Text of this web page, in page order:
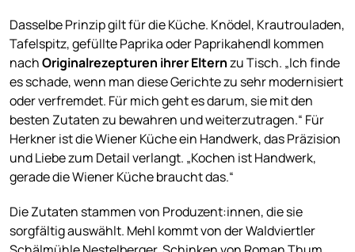
Dasselbe Prinzip gilt für die Küche. Knödel, Krautrouladen,
Tafelspitz, gefüllte Paprika oder Paprikahendl kommen
nachOriginalrezepturen ihrer Elternzu Tisch. „Ich finde
es schade, wenn man diese Gerichte zu sehr modernisiert
oder verfremdet. Für mich geht es darum, sie mit den
besten Zutaten zu bewahren und weiterzutragen.“ Für
Herkner ist die Wiener Küche ein Handwerk, das Präzision
und Liebe zum Detail verlangt. „Kochen ist Handwerk,
gerade die Wiener Küche braucht das.“
Die Zutaten stammen von Produzent:innen, die sie
sorgfältig auswählt. Mehl kommt von der Waldviertler